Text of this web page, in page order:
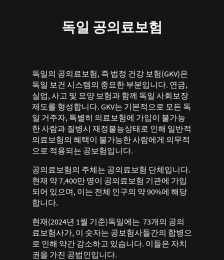
독일 공의료보험
독일의 공의료보험, 즉 법정 건강 보험(GKV)은
독일 보건 시스템의 중요한 부분입니다. 연금,
실업, 사고 및 요양 보험과 함께 독일 사회보장
제도를 형성합니다. GKV는 기본적으로 모든 독
일 거주자, 특별히 의료보험에 가입이 불가능
한 사람과 질병시 재정불능상태로 인해 일반적
의료보험의 혜택이 불가능한 사람에게 의무적
으로 적용되는 공보험입니다.
공의료보험의 주체는 공의료보험 단체입니다.
현재 약 7,400만 명이 공의료보험 기관에 가입
되어 있으며, 이는 전체 인구의 약 90%에 해당
합니다.
현재(2024년 1월 기준)독일에는 73개의 공의
료보험사가, 이 숫자는 공보험사들간의 합병으
로 인해 약간 감소하고 있습니다. 이들은 자치
권을 가진 공법인입니다.